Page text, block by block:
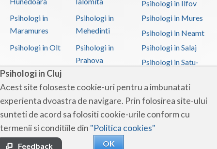
Psihologi in Cluj
Acest site foloseste cookie-uri pentru a imbunatati
experienta dvoastra de navigare. Prin folosirea site-ului
sunteti de acord sa folositi cookie-urile conform cu
termenii si conditiile din "Politica cookies"
OK
Feedback
Psihologi in Ilfov
Psihologi in
Maramures
Psihologi in
Mehedinti
Psihologi in Mures
Psihologi in Neamt
Psihologi in Olt
Psihologi in
Prahova
Psihologi in Salaj
Psihologi in Satu-
Psihologi in Sibiu
Psihologi in
Suceava
Psihologi in
Teleorman
Psihologi in Timis
Psihologi in Tulcea Psihologi in Valcea
Psihologi in Vaslui
Psihologi in
Vrancea